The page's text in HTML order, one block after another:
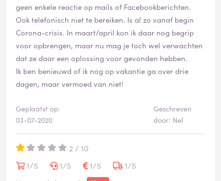
geen enkele reactie op mails of Facebookberichten.
Ook telefonisch niet te bereiken. Is al zo vanaf begin
Corona-crisis. In maart/april kon ik daar nog begrip
voor opbrengen, maar nu mag je toch wel verwachten
dat ze daar een oplossing voor gevonden hebben.
Ik ben benieuwd of ik nog op vakantie ga over drie
dagen, maar vermoed van niet!
Geplaatst op:
03-07-2020
Geschreven
door: Nel
2 / 10
1/5
1/5 1/5
1/5